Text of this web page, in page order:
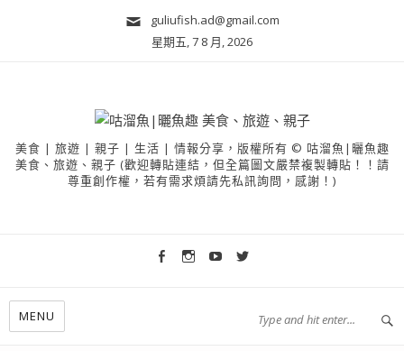
guliufish.ad@gmail.com
星期五, 7 8 月, 2026
美食 | 旅遊 | 親子 | 生活 | 情報分享，版權所有 © 咕溜魚|曬魚趣
美食、旅遊、親子 (歡迎轉貼連結，但全篇圖文嚴禁複製轉貼！！請
尊重創作權，若有需求煩請先私訊詢問，感謝！)
MENU